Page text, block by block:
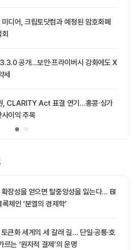
디어, 크립토닷컴과 예정된 암호화폐
공개…보안·프라이버시 강화에도 X
세
, CLARITY Act 표결 연기…홍콩·싱가
이익 주목
장성을 얻으면 탈중앙성을 잃는다… BI
체인 ‘분열의 경제학’
큰화 세계의 세 갈래 길… 단일·공통·호
르는 ‘원자적 결제’의 운명